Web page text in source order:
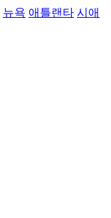
뉴욕 애틀랜타 시애